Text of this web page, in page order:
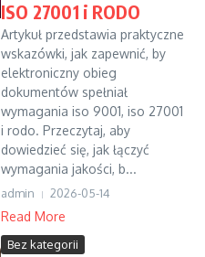
ISO 27001 i RODO
Artykuł przedstawia praktyczne
wskazówki, jak zapewnić, by
elektroniczny obieg
dokumentów spełniał
wymagania iso 9001, iso 27001
i rodo. Przeczytaj, aby
dowiedzieć się, jak łączyć
wymagania jakości, b...
admin 2026-05-14
Read More
Bez kategorii